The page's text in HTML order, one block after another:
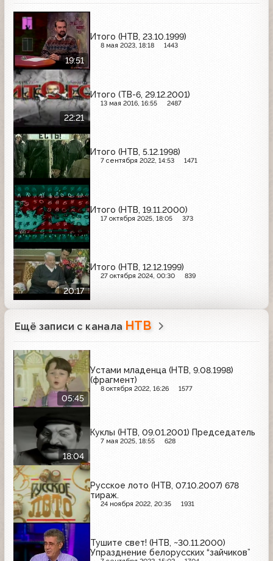
19:51
Итого (НТВ, 23.10.1999)
8 мая 2023, 18:18 1443
22:21
Итого (ТВ-6, 29.12.2001)
13 мая 2016, 16:55 2487
Итого (НТВ, 5.12.1998)
7 сентября 2022, 14:53 1471
Итого (НТВ, 19.11.2000)
17 октября 2025, 18:05 373
20:17
Итого (НТВ, 12.12.1999)
27 октября 2024, 00:30 839
Ещё записи с канала НТВ
05:45
Устами младенца (НТВ, 9.08.1998)
(фрагмент)
8 октября 2022, 16:26 1577
18:04
Куклы (НТВ, 09.01.2001) Председатель
7 мая 2025, 18:55 628
Русское лото (НТВ, 07.10.2007) 678
тираж.
24 ноября 2022, 20:35 1931
Тушите свет! (НТВ, ~30.11.2000)
Упразднение белорусских “зайчиков”